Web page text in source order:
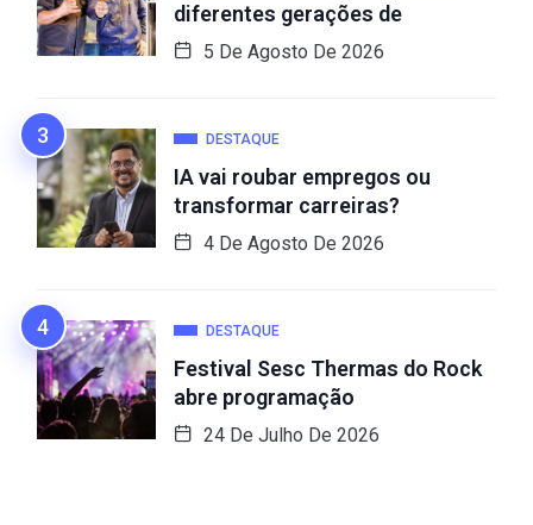
diferentes gerações de
5 De Agosto De 2026
DESTAQUE
IA vai roubar empregos ou
transformar carreiras?
4 De Agosto De 2026
DESTAQUE
Festival Sesc Thermas do Rock
abre programação
24 De Julho De 2026